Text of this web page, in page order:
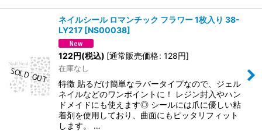
ネイルシール ロマンチック フラワー 1枚入り 38-
LY217 [NS00038]
122円(税込) [通常販売価格: 128円]
在庫なし
特徴 貼るだけ簡単なラバータイプなので、ジェル
ネイルなどのワンポイントに！ レジン封入やハン
ドメイドにも使えます◎ シールには爪に優しい粘
着剤を使用しており、曲面にもピッタリフィット
します。 …